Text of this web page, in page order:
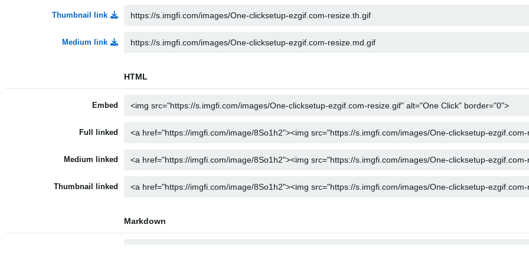
Thumbnail link
Medium link
HTML
Embed
Full linked
Medium linked
Thumbnail linked
Markdown